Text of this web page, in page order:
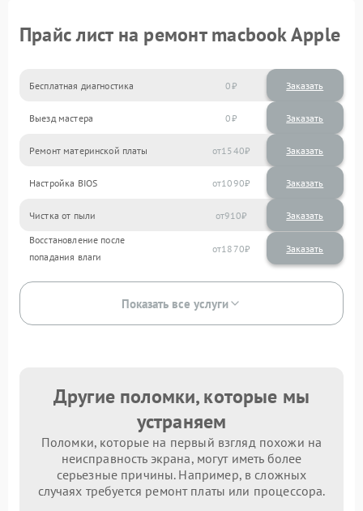
Прайс лист на ремонт macbook Apple
Бесплатная диагностика 0 Заказать
Выезд мастера 0 Заказать
Ремонт материнской платы 1540
Настройка BIOS 1090
Чистка от пыли 910
Восстановление после
попадания влаги
1870
Показать все услуги
Другие поломки, которые мы
устраняем
Поломки, которые на первый взгляд похожи на
неисправность экрана, могут иметь более
серьезные причины. Например, в сложных
случаях требуется ремонт платы или процессора.